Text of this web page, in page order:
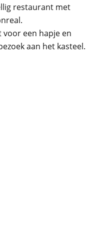
restaurant met
voor een hapje en
aan het kasteel.